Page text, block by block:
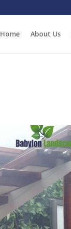
Home About Us